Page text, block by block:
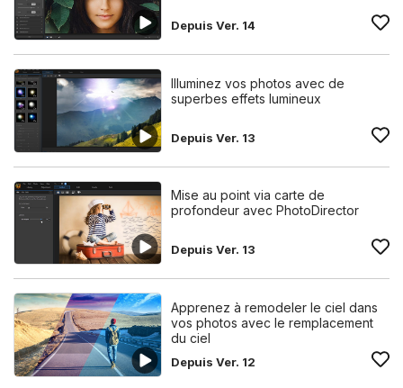
Depuis Ver. 14
Illuminez vos photos avec de
superbes effets lumineux
Depuis Ver. 13
Mise au point via carte de
profondeur avec PhotoDirector
Depuis Ver. 13
Apprenez à remodeler le ciel dans
vos photos avec le remplacement
du ciel
Depuis Ver. 12